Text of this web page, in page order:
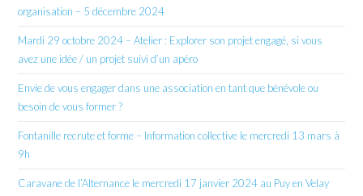
organisation – 5 décembre 2024
Mardi 29 octobre 2024 – Atelier : Explorer son projet engagé, si vous
avez une idée / un projet suivi d’un apéro
Envie de vous engager dans une association en tant que bénévole ou
besoin de vous former ?
Fontanille recrute et forme – Information collective le mercredi 13 mars à
9h
Caravane de l’Alternance le mercredi 17 janvier 2024 au Puy en Velay